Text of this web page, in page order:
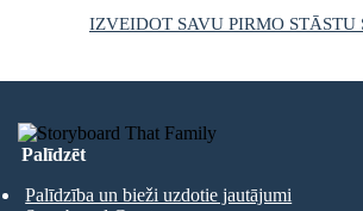
IZVEIDOT SAVU PIRMO STĀSTU
Palīdzēt
Palīdzība un bieži uzdotie jautājumi